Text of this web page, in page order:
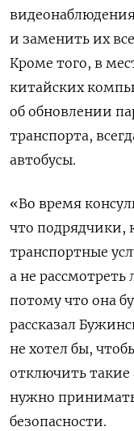
и заменить их
Кроме того, в
китайских
об обновлении
транспорта,
автобусы.
«Во время
что подрядчики,
транспортные
а не
потому что она
рассказал
не хотел бы,
отключить такие
нужно
безопасности.